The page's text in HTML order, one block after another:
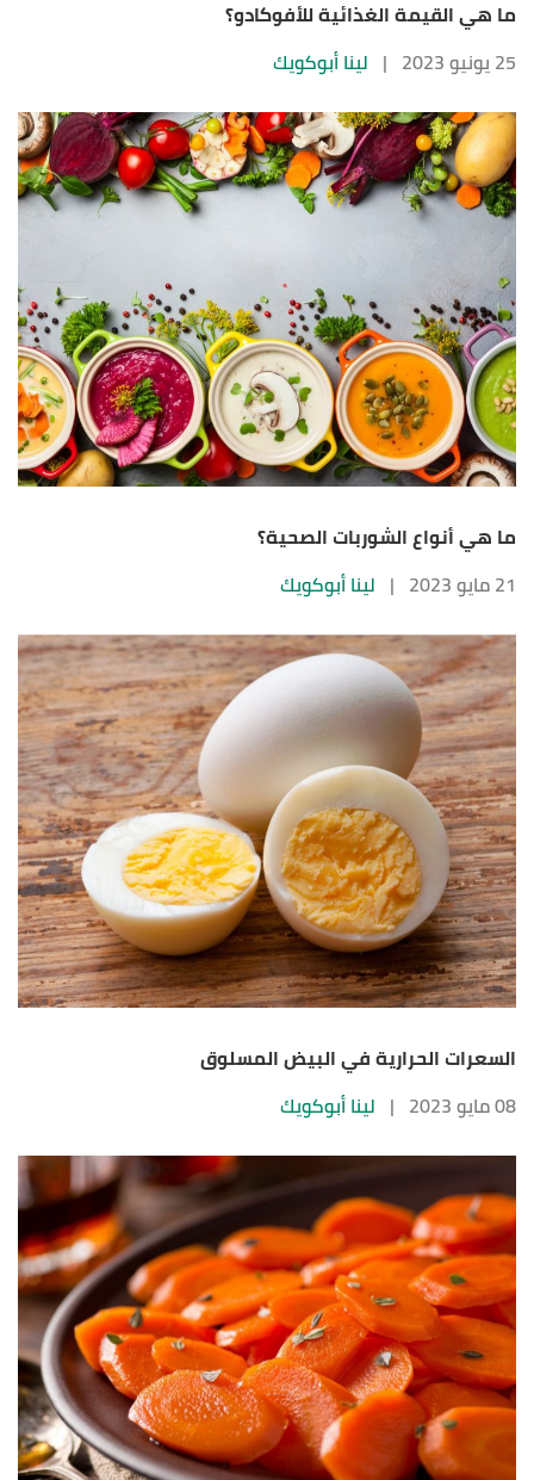
ما هي القيمة الغذائية للأفوكادو؟
25 يونيو 2023
| لينا أبوكويك
ما هي أنواع الشوربات الصحية؟
21 مايو 2023
| لينا أبوكويك
السعرات الحرارية في البيض المسلوق
08 مايو 2023
| لينا أبوكويك